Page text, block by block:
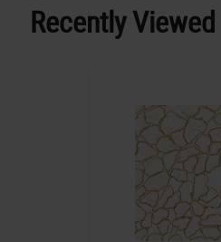
Recently Viewed